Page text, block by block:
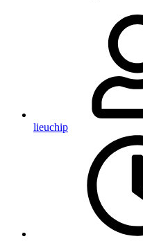
lieuchip